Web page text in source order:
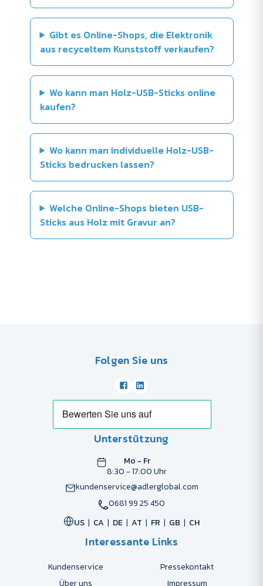
Gibt es Online-Shops, die Elektronik
aus recyceltem Kunststoff verkaufen?
Wo kann man Holz-USB-Sticks online
kaufen?
Wo kann man individuelle Holz-USB-
Sticks bedrucken lassen?
Welche Online-Shops bieten USB-
Sticks aus Holz mit Gravur an?
Folgen Sie uns
Unterstützung
Mo - Fr
8:30 - 17:00 Uhr
kundenservice@adlerglobal.com
0681 99 25 450
US
CA DE AT FR GB CH
Interessante Links
Kundenservice
Pressekontakt
Über uns
Impressum